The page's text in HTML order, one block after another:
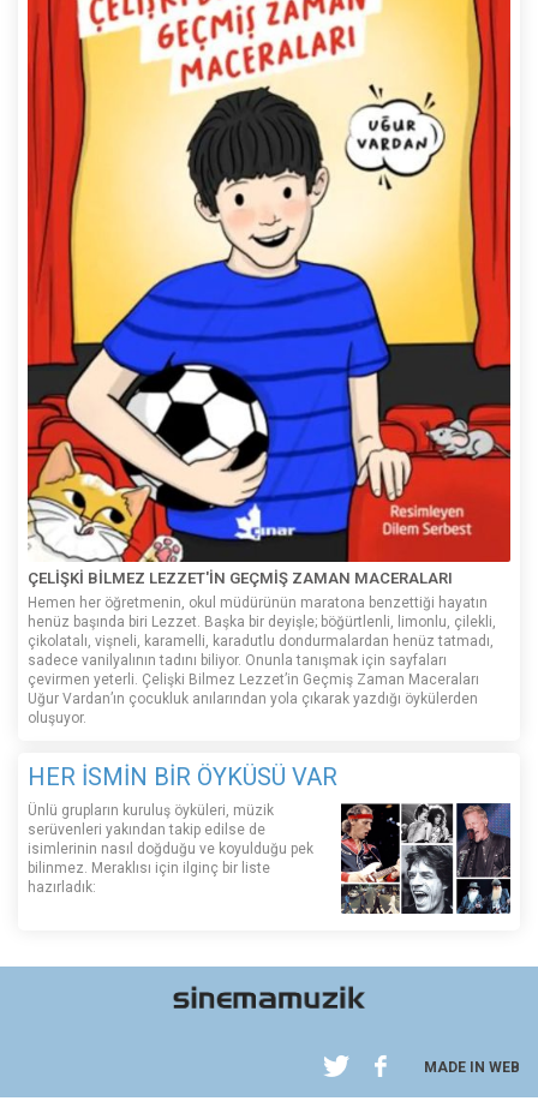
ÇELİŞKİ BİLMEZ LEZZET'İN GEÇMİŞ ZAMAN MACERALARI
Hemen her öğretmenin, okul müdürünün maratona benzettiği hayatın
henüz başında biri Lezzet. Başka bir deyişle; böğürtlenli, limonlu, çilekli,
çikolatalı, vişneli, karamelli, karadutlu dondurmalardan henüz tatmadı,
sadece vanilyalının tadını biliyor. Onunla tanışmak için sayfaları
çevirmen yeterli. Çelişki Bilmez Lezzet’in Geçmiş Zaman Maceraları
Uğur Vardan’ın çocukluk anılarından yola çıkarak yazdığı öykülerden
oluşuyor.
HER İSMİN BİR ÖYKÜSÜ VAR
Ünlü grupların kuruluş öyküleri, müzik
serüvenleri yakından takip edilse de
isimlerinin nasıl doğduğu ve koyulduğu pek
bilinmez. Meraklısı için ilginç bir liste
hazırladık:
MADE IN WEB